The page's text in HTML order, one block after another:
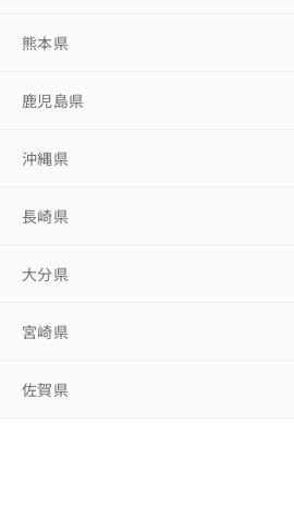
熊本県
鹿児島県
沖縄県
長崎県
大分県
宮崎県
佐賀県